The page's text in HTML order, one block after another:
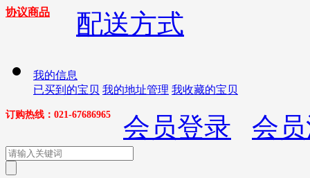
协议商品 配送方式
我的信息
已买到的宝贝 我的地址管理 我收藏的宝贝
订购热线：021-67686965 会员登录 会